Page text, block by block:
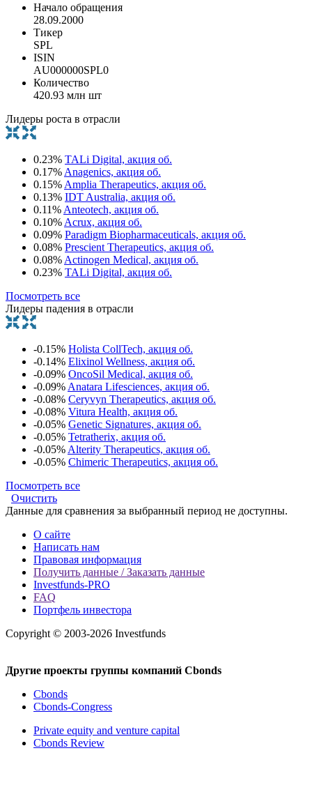
Начало обращения
28.09.2000
Тикер
SPL
ISIN
AU000000SPL0
Количество
420.93 млн шт
Лидеры роста в отрасли
0.23% TALi Digital, акция об.
0.17% Anagenics, акция об.
0.15% Amplia Therapeutics, акция об.
0.13% IDT Australia, акция об.
0.11% Anteotech, акция об.
0.10% Acrux, акция об.
0.09% Paradigm Biopharmaceuticals, акция об.
0.08% Prescient Therapeutics, акция об.
0.08% Actinogen Medical, акция об.
0.23% TALi Digital, акция об.
Посмотреть все
Лидеры падения в отрасли
-0.15% Holista CollTech, акция об.
-0.14% Elixinol Wellness, акция об.
-0.09% OncoSil Medical, акция об.
-0.09% Anatara Lifesciences, акция об.
-0.08% Ceryvyn Therapeutics, акция об.
-0.08% Vitura Health, акция об.
-0.05% Genetic Signatures, акция об.
-0.05% Tetratherix, акция об.
-0.05% Alterity Therapeutics, акция об.
-0.05% Chimeric Therapeutics, акция об.
Посмотреть все
Очистить
Данные для сравнения за выбранный период не доступны.
О сайте
Написать нам
Правовая информация
Получить данные / Заказать данные
Investfunds-PRO
FAQ
Портфель инвестора
Copyright © 2003-2026 Investfunds
Другие проекты группы компаний Cbonds
Cbonds
Cbonds-Congress
Private equity and venture capital
Cbonds Review